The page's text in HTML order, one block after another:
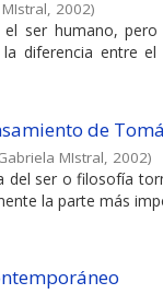
, 2002)
ser humano,
diferencia entre
de
MIstral, 2002)
del ser o filosofía
la parte más